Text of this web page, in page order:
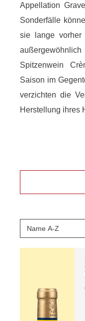
Appellation
Sonderfälle
sie lange vorher
Spitzenwein
Saison im
verzichten die
Herstellung ihres